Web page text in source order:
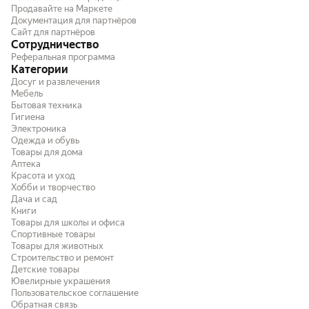
Продавайте на Маркете
Документация для партнёров
Сайт для партнёров
Сотрудничество
Реферальная программа
Категории
Досуг и развлечения
Мебель
Бытовая техника
Гигиена
Электроника
Одежда и обувь
Товары для дома
Аптека
Красота и уход
Хобби и творчество
Дача и сад
Книги
Товары для школы и офиса
Спортивные товары
Товары для животных
Строительство и ремонт
Детские товары
Ювелирные украшения
Пользовательское соглашение
Обратная связь